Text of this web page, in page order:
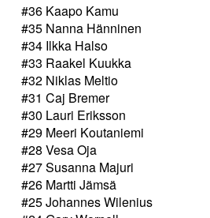
#36 Kaapo Kamu
#35 Nanna Hänninen
#34 Ilkka Halso
#33 Raakel Kuukka
#32 Niklas Meltio
#31 Caj Bremer
#30 Lauri Eriksson
#29 Meeri Koutaniemi
#28 Vesa Oja
#27 Susanna Majuri
#26 Martti Jämsä
#25 Johannes Wilenius